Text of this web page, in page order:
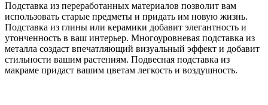
Подставка из переработанных материалов позволит вам
использовать старые предметы и придать им новую жизнь.
Подставка из глины или керамики добавит элегантность и
утонченность в ваш интерьер. Многоуровневая подставка из
металла создаст впечатляющий визуальный эффект и добавит
стильности вашим растениям. Подвесная подставка из
макраме придаст вашим цветам легкость и воздушность.